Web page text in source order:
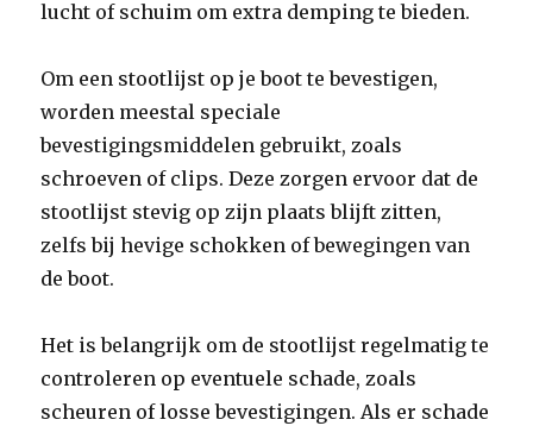
lucht of schuim om extra demping te bieden.
Om een stootlijst op je boot te bevestigen,
worden meestal speciale
bevestigingsmiddelen gebruikt, zoals
schroeven of clips. Deze zorgen ervoor dat de
stootlijst stevig op zijn plaats blijft zitten,
zelfs bij hevige schokken of bewegingen van
de boot.
Het is belangrijk om de stootlijst regelmatig te
controleren op eventuele schade, zoals
scheuren of losse bevestigingen. Als er schade